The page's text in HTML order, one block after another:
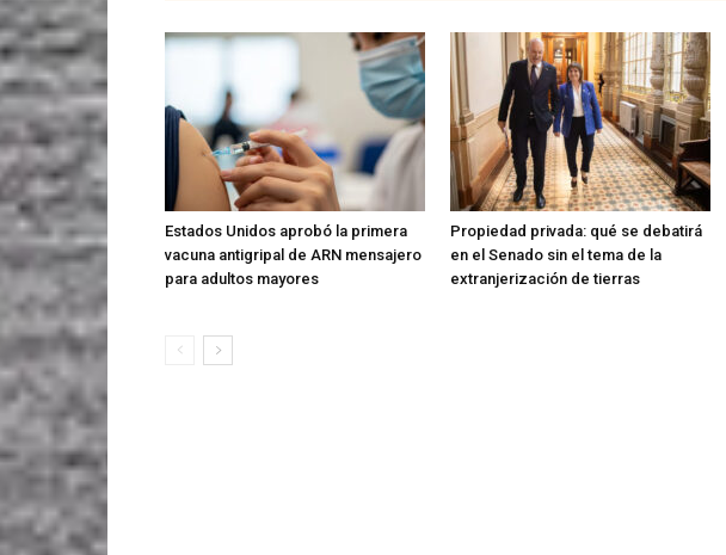
Estados Unidos aprobó la primera
vacuna antigripal de ARN mensajero
para adultos mayores
Propiedad privada: qué se debatirá
en el Senado sin el tema de la
extranjerización de tierras